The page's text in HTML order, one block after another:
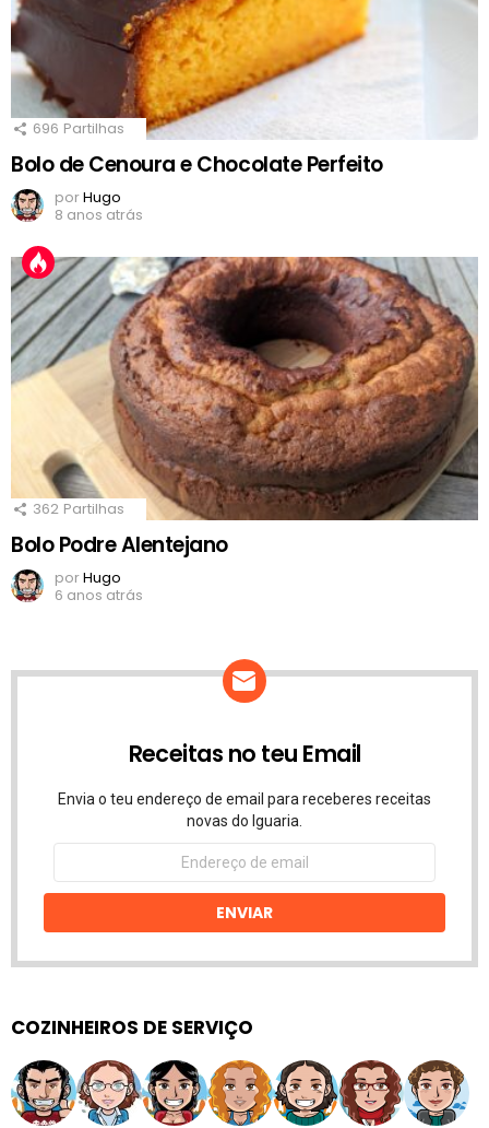
696 Partilhas
Bolo de Cenoura e Chocolate Perfeito
porHugo
8 anos atrás
362 Partilhas
Bolo Podre Alentejano
porHugo
6 anos atrás
Receitas no teu Email
Envia o teu endereço de email para receberes receitas
novas do Iguaria.
Endereço
email
ENVIAR
COZINHEIROS DE SERVIÇO